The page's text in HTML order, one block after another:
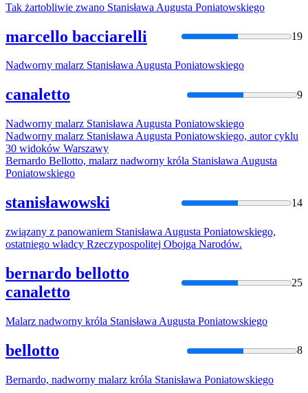
Tak żartobliwie zwano Stanisława Augusta Poniatowskiego
marcello bacciarelli 19
Nadworny malarz StanisławaAugusta Poniatowskiego
canaletto 9
Nadworny malarz Stanisława Augusta Poniatowskiego
Nadworny malarz Stanisława Augusta Poniatowskiego, autor cyklu
30 widoków Warszawy
Bernardo Bellotto, malarz nadworny króla Stanisława Augusta
Poniatowskiego
stanisławowski 14
związany z panowaniem Stanisława Augusta Poniatowskiego,
ostatniego władcy Rzeczypospolitej Obojga Narodów.
bernardo bellotto
canaletto
25
Malarz nadworny króla Stanisława Augusta Poniatowskiego
bellotto 8
Bernardo, nadworny malarz króla Stanisława Poniatowskiego